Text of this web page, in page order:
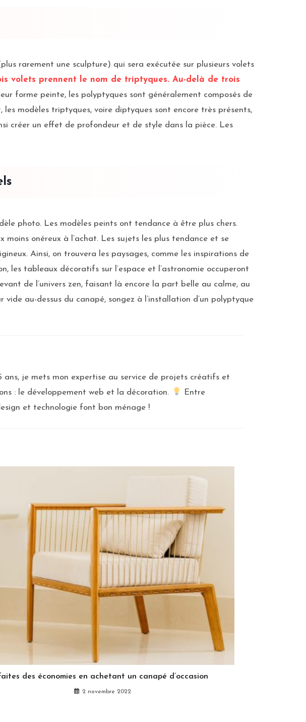
rarement une sculpture) qui sera exécutée sur plusieurs volets
volets prennent le nom de triptyques. Au-delà de trois
forme peinte, les polyptyques sont généralement composés de
les modèles triptyques, voire diptyques sont encore très présents,
créer un effet de profondeur et de style dans la pièce. Les
photo. Les modèles peints ont tendance à être plus chers.
onéreux à l’achat. Les sujets les plus tendance et se
Ainsi, on trouvera les paysages, comme les inspirations de
les tableaux décoratifs sur l’espace et l’astronomie occuperont
de l’univers zen, faisant là encore la part belle au calme, au
au-dessus du canapé, songez à l’installation d’un polyptyque
ans, je mets mon expertise au service de projets créatifs et
: le développement web et la décoration.
Entre
et technologie font bon ménage !
des économies en achetant un canapé d’occasion
2 novembre 2022